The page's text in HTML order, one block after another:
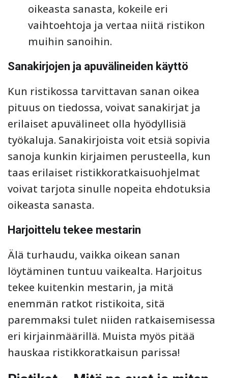
oikeasta sanasta, kokeile eri
vaihtoehtoja ja vertaa niitä ristikon
muihin sanoihin.
Sanakirjojen ja apuvälineiden käyttö
Kun ristikossa tarvittavan sanan oikea
pituus on tiedossa, voivat sanakirjat ja
erilaiset apuvälineet olla hyödyllisiä
työkaluja. Sanakirjoista voit etsiä sopivia
sanoja kunkin kirjaimen perusteella, kun
taas erilaiset ristikkoratkaisuohjelmat
voivat tarjota sinulle nopeita ehdotuksia
oikeasta sanasta.
Harjoittelu tekee mestarin
Älä turhaudu, vaikka oikean sanan
löytäminen tuntuu vaikealta. Harjoitus
tekee kuitenkin mestarin, ja mitä
enemmän ratkot ristikoita, sitä
paremmaksi tulet niiden ratkaisemisessa
eri kirjainmäärillä. Muista myös pitää
hauskaa ristikkoratkaisun parissa!